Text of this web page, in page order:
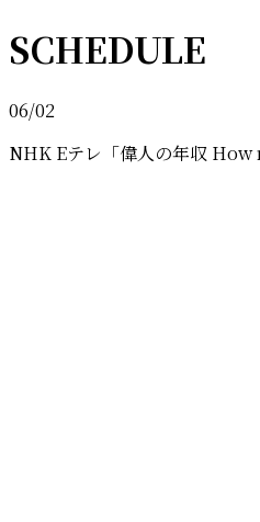
SCHEDULE
06/02
NHK Eテレ「偉人の年収 How